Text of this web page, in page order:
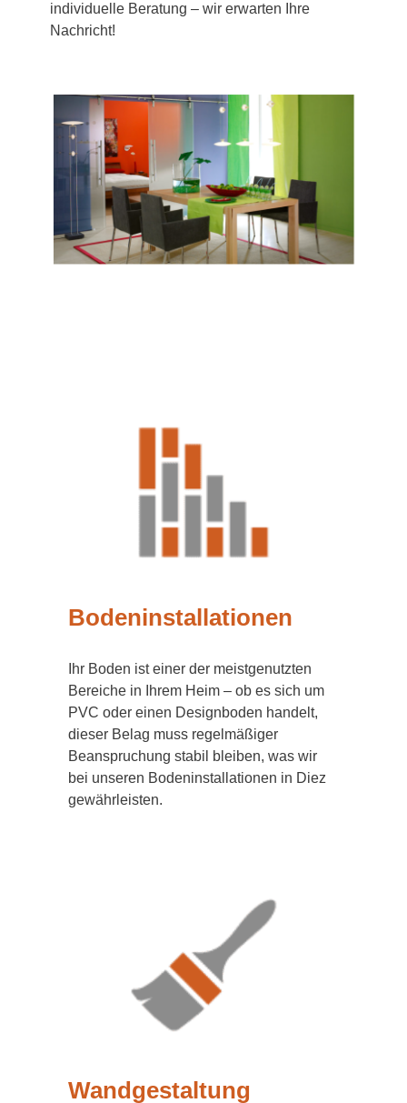
individuelle Beratung – wir erwarten Ihre
Nachricht!
Bodeninstallationen
Ihr Boden ist einer der meistgenutzten
Bereiche in Ihrem Heim – ob es sich um
PVC oder einen Designboden handelt,
dieser Belag muss regelmäßiger
Beanspruchung stabil bleiben, was wir
bei unseren Bodeninstallationen in Diez
gewährleisten.
Wandgestaltung